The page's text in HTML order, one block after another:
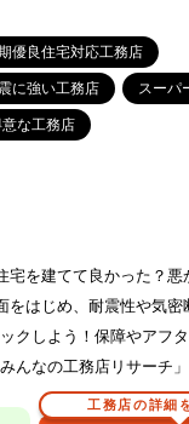
優良住宅対応工務店
に強い工務店 スーパ
な工務店
宅を建てて良かった？悪
をはじめ、耐震性や気密
クしよう！保障やアフ
んなの工務店リサーチ
工務店の詳細